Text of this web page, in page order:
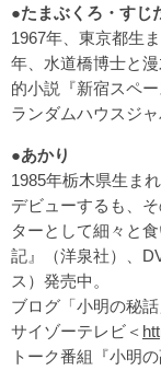
●たまぶくろ・すじ
1967年、東京都生
年、水道橋博士と
的小説『新宿スペ
ランダムハウスジャ
●あかり
1985年栃木県生ま
デビューするも、
ターとして細々と
記』（洋泉社）、
ス）発売中。
ブログ「小明の秘話
サイゾーテレビ＜
トーク番組『小明